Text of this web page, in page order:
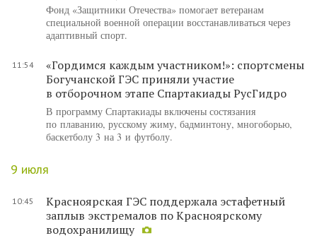
Фонд «Защитники Отечества» помогает ветеранам
специальной военной операции восстанавливаться через
адаптивный спорт.
11:54
«Гордимся каждым участником!»: спортсмены
Богучанской ГЭС приняли участие
в отборочном этапе Спартакиады РусГидро
В программу Спартакиады включены состязания
по плаванию, русскому жиму, бадминтону, многоборью,
баскетболу 3 на 3 и футболу.
9 июля
10:45
Красноярская ГЭС поддержала эстафетный
заплыв экстремалов по Красноярскому
водохранилищу